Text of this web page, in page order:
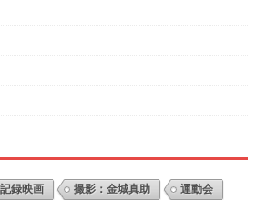
記録映画 撮影：金城真助 運動会